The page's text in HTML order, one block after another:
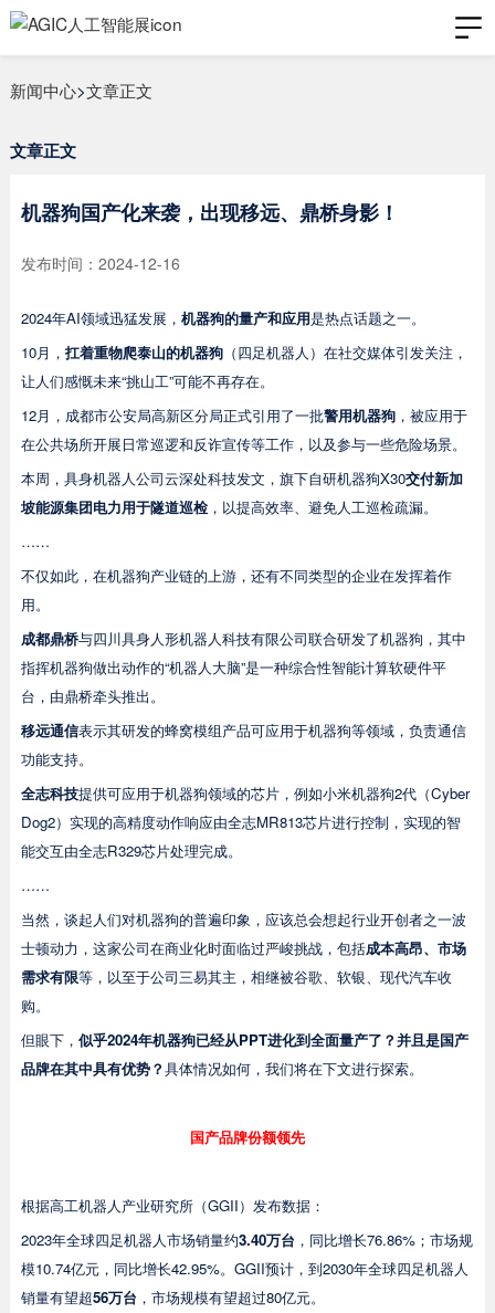
新闻中心>文章正文
文章正文
机器狗国产化来袭，出现移远、鼎桥身影！
发布时间：2024-12-16
2024年AI领域迅猛发展， 机器狗的量产和应用是热点话题之一。
10月， 扛着重物爬泰山的机器狗（四足机器人）在社交媒体引发关注，
让人们感慨未来“挑山工”可能不再存在。
12月，成都市公安局高新区分局正式引用了一批警用机器狗，被应用于
在公共场所开展日常巡逻和反诈宣传等工作，以及参与一些危险场景。
本周，具身机器人公司云深处科技发文，旗下自研机器狗X30交付新加
坡能源集团电力用于隧道巡检，以提高效率、避免人工巡检疏漏。
……
不仅如此，在机器狗产业链的上游，还有不同类型的企业在发挥着作
用。
成都鼎桥与四川具身人形机器人科技有限公司联合研发了机器狗，其中
指挥机器狗做出动作的“机器人大脑”是一种综合性智能计算软硬件平
台，由鼎桥牵头推出。
移远通信表示其研发的蜂窝模组产品可应用于机器狗等领域，负责通信
功能支持。
全志科技提供可应用于机器狗领域的芯片，例如小米机器狗2代（Cyber
Dog2）实现的高精度动作响应由全志MR813芯片进行控制，实现的智
能交互由全志R329芯片处理完成。
……
当然，谈起人们对机器狗的普遍印象，应该总会想起行业开创者之一波
士顿动力，这家公司在商业化时面临过严峻挑战，包括成本高昂、市场
需求有限等，以至于公司三易其主，相继被谷歌、软银、现代汽车收
购。
但眼下， 似乎2024年机器狗已经从PPT进化到全面量产了？并且是国产
品牌在其中具有优势？具体情况如何，我们将在下文进行探索。
国产品牌份额领先
根据高工机器人产业研究所（GGII）发布数据：
2023年全球四足机器人市场销量约3.40万台 ，同比增长76.86%；市场规
模10.74亿元，同比增长42.95%。GGII预计，到2030年全球四足机器人
销量有望超56万台 ，市场规模有望超过80亿元。